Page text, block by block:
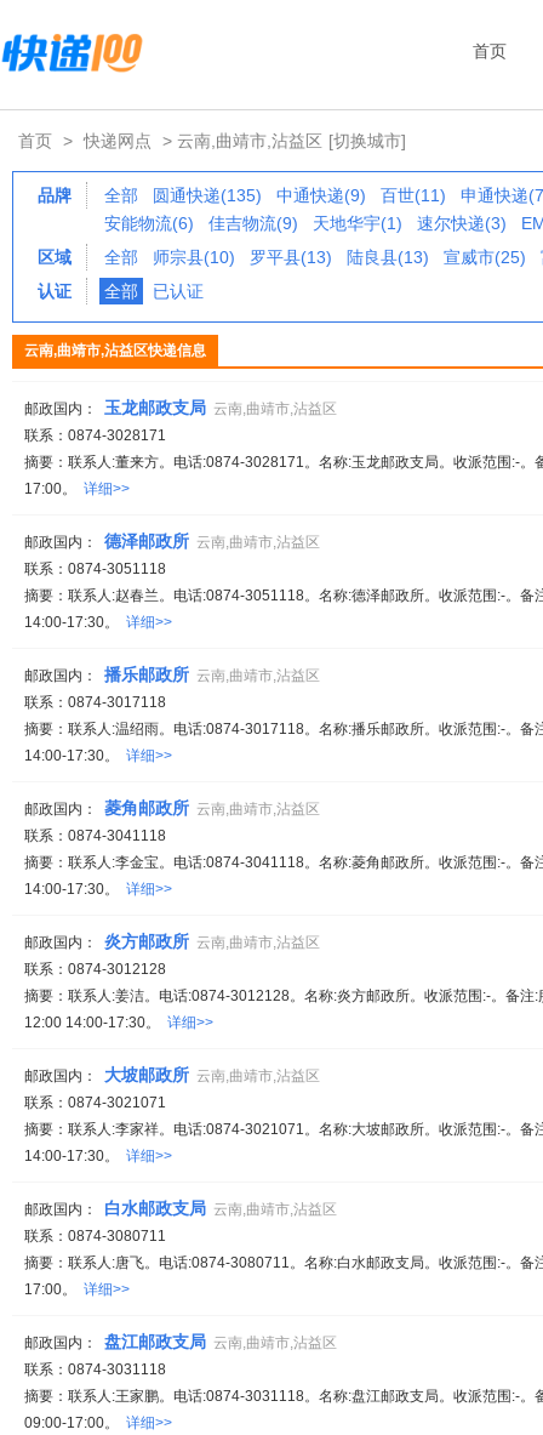
首页
首页 > 快递网点 > 云南,曲靖市,沾益区 [切换城市]
品牌 全部 圆通快递(135) 中通快递(9) 百世(11)
申通快递
安能物流(6)
佳吉物流(9) 天地华宇(1) 速尔快递(3)
区域
全部 师宗县(10) 罗平县(13) 陆良县(13) 宣威市(25)
认证
全部 已认证
云南,曲靖市,沾益区快递信息
邮政国内： 玉龙邮政支局 云南,曲靖市,沾益区
联系：0874-3028171
摘要：联系人:董来方。电话:0874-3028171。名称:玉龙邮政支局。收派范围:-。
17:00。 详细>>
邮政国内： 德泽邮政所 云南,曲靖市,沾益区
联系：0874-3051118
摘要：联系人:赵春兰。电话:0874-3051118。名称:德泽邮政所。收派范围:-。
14:00-17:30。 详细>>
邮政国内： 播乐邮政所 云南,曲靖市,沾益区
联系：0874-3017118
摘要：联系人:温绍雨。电话:0874-3017118。名称:播乐邮政所。收派范围:-。
14:00-17:30。 详细>>
邮政国内： 菱角邮政所 云南,曲靖市,沾益区
联系：0874-3041118
摘要：联系人:李金宝。电话:0874-3041118。名称:菱角邮政所。收派范围:-。
14:00-17:30。 详细>>
邮政国内： 炎方邮政所 云南,曲靖市,沾益区
联系：0874-3012128
摘要：联系人:姜洁。电话:0874-3012128。名称:炎方邮政所。收派范围:-。备注
12:00 14:00-17:30。 详细>>
邮政国内： 大坡邮政所 云南,曲靖市,沾益区
联系：0874-3021071
摘要：联系人:李家祥。电话:0874-3021071。名称:大坡邮政所。收派范围:-。
14:00-17:30。 详细>>
邮政国内： 白水邮政支局 云南,曲靖市,沾益区
联系：0874-3080711
摘要：联系人:唐飞。电话:0874-3080711。名称:白水邮政支局。收派范围:-。备
17:00。 详细>>
邮政国内： 盘江邮政支局 云南,曲靖市,沾益区
联系：0874-3031118
摘要：联系人:王家鹏。电话:0874-3031118。名称:盘江邮政支局。收派范围:-。
09:00-17:00。 详细>>